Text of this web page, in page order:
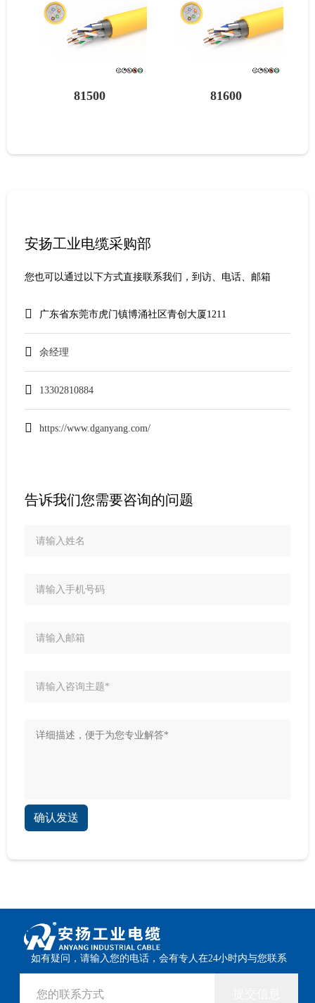
81500 81600
告诉我们您需要咨询的问题
确认发送
安扬工业电缆采购部
您也可以通过以下方式直接联系我们，到访、电话、邮箱
广东省东莞市虎门镇博涌社区青创大厦1211
余经理
13302810884
https://www.dganyang.com/
如有疑问，请输入您的电话，会有专人在24小时内与您联系